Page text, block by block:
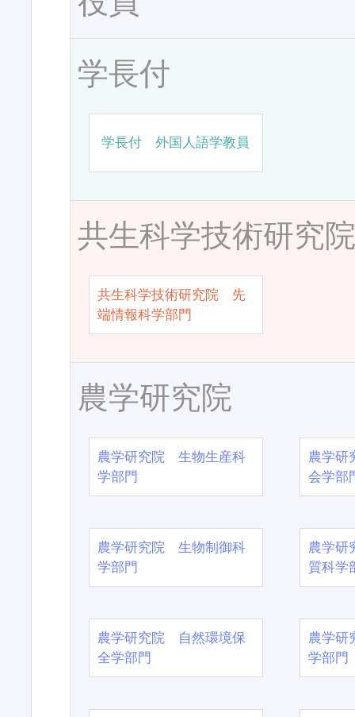
学長付
学長付 外国人語学教員
共生科学技術研究
共生科学技術研究院 先
端情報科学部門
農学研究院
農学研究院 生物生産科
学部門
農学
会学部
農学研究院 生物制御科
学部門
農学
質科学
農学研究院 自然環境保
全学部門
農学
学部門